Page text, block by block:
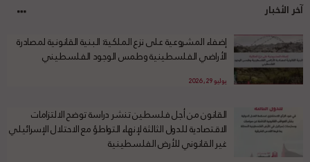
آخر الأخبار
إضفاء المشروعية على نزع الملكية: البنية القانونية لمصادرة
الأراضي الفلسطينية وطمس الوجود الفلسطيني
يوليو 29, 2026
القانون من أجل فلسطين تنشر دراسة توضح الالتزامات
الاقتصادية للدول الثالثة لإنهاء التواطؤ مع الاحتلال الإسرائيلي
غير القانوني للأرض الفلسطينية